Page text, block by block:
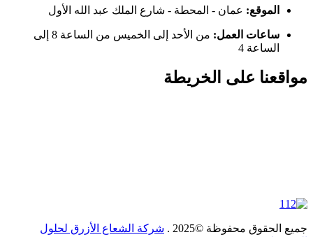
الموقع: عمان - المحطة - شارع الملك عبد الله الأول
ساعات العمل:
من الأحد إلى الخميس من الساعة 8 إلى
الساعة 4
مواقعنا على الخريطة
جميع الحقوق محفوظة ©2025 .
شركة الشعاع الأزرق لحلول